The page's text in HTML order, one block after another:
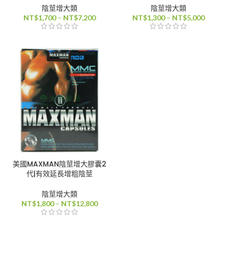
陰莖增大類
NT$1,700 – NT$7,200價
到
NT$7,200
陰莖增大類
NT$1,300 – NT$5,000價
美國MAXMAN陰莖增大膠囊2
代|有效延長增粗陰莖
陰莖增大類
NT$1,800 – NT$12,800價